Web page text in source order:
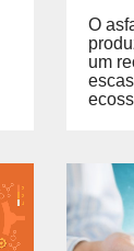
O
um